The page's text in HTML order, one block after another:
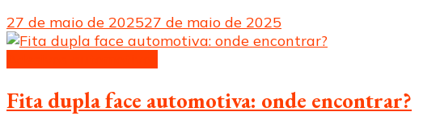
27 de maio de 202527 de maio de 2025
Fita dupla face automotiva: onde encontrar?